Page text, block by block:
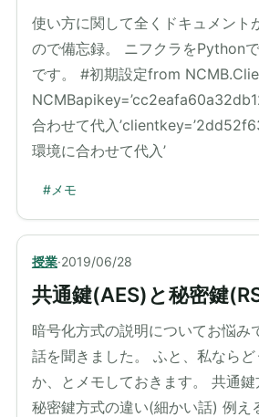
使い方に関して全くドキュメント
ので備忘録。 ニフクラをPython
です。 #初期設定from
合わせて代入
環境に合わせて代入’
#メモ
授業·2019/06/28
共通鍵(AES)と秘密鍵
暗号化方式の説明についてお悩み
話を聞きました。 ふと、私なら
か、とメモしておきます。 共通
秘密鍵方式の違い(細かい話) 例え